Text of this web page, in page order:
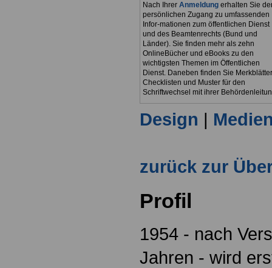
Nach Ihrer Anmeldung erhalten Sie
persönlichen Zugang zu umfassenden
Infor-mationen zum öffentlichen Dienst
und des Beamtenrechts (Bund und
Länder). Sie finden mehr als zehn
OnlineBücher und eBooks zu den
wichtigsten Themen im Öffentlichen
Dienst. Daneben finden Sie
Checklisten und Muster für den
Schriftwechsel mit ihrer
Design |
zurück zur
Profil
1954 - nach
Jahren - wird